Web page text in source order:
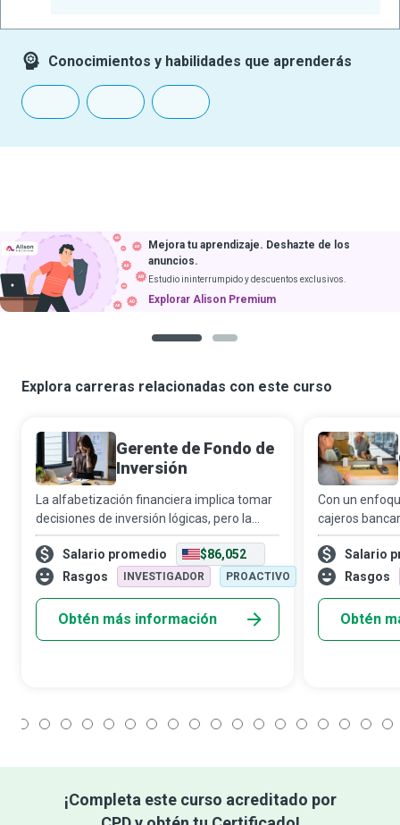
Conocimientos y habilidades que aprenderás
Mejora tu aprendizaje. Deshazte de los
anuncios.
Estudio ininterrumpido y descuentos exclusivos.
Explorar Alison Premium
Explora carreras relacionadas con este curso
Gerente de Fondo de
Inversión
La alfabetización financiera implica tomar
decisiones de inversión lógicas, pero la
rápida diversificación de los mercados y las
economías ha vuelto ese proceso más
complejo. Los gerentes de fondo de
Salario promedio
$86,052
Rasgos
INVESTIGADOR PROACTIVO
Obtén más información
Con un
cajeros
banco. Se
personas,
en sus
Salario
Rasgos
Obtén
¡Completa este curso acreditado por